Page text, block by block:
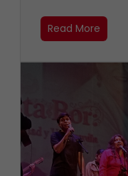
Read More